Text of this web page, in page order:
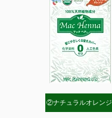
②ナチュラルオレンジ